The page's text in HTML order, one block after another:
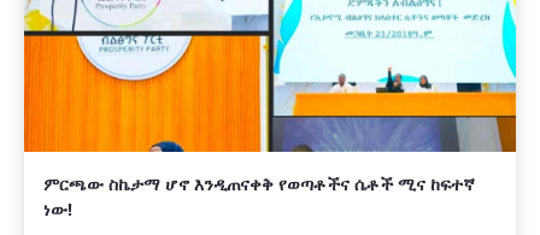
ምርጫው ስኬታማ ሆኖ እንዲጠናቀቅ የወጣቶችና ሴቶች ሚና ከፍተኛ
ነው!